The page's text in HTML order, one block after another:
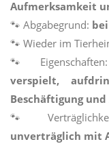
Aufmerksamkeit
🐾 Abgabegrund:
🐾 Wieder im
🐾
verspielt,
Beschäftigung
🐾
unverträglich mit